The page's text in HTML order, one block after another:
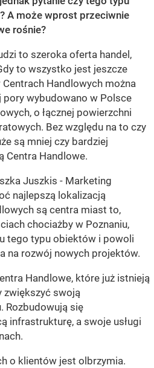
A może wprost przeciwnie
rośnie?
to szeroka oferta handel,
to wszystko jest jeszcze
Handlowych można
pory wybudowano w Polsce
o łącznej powierzchni
Bez względu na to czy
są mniej czy bardziej
Centra Handlowe.
Juszkis - Marketing
najlepszą lokalizacją
są centra miast to,
chociażby w Poznaniu,
tego typu obiektów i powoli
na rozwój nowych projektów.
Handlowe, które już istnieją
zwiększyć swoją
Rozbudowują się
infrastrukturę, a swoje usługi
o klientów jest olbrzymia.